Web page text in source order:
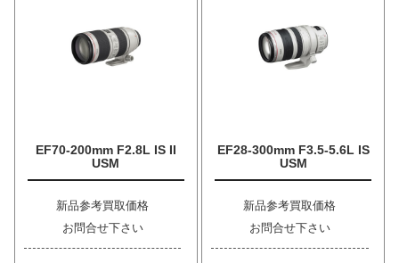
EF70-200mm F2.8L IS II
USM
新品参考買取価格
お問合せ下さい
EF28-300mm F3.5-5.6L IS
USM
新品参考買取価格
お問合せ下さい